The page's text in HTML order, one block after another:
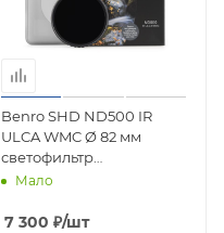
Benro SHD ND500 IR
ULCA WMC Ø 82 мм
светофильтр
нейтрально-серый
Мало
7 300 ₽/шт